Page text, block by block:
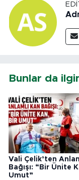
Bunlar da
Vali Çelik’ten
Bağışı: “Bir Ünite
Umut”